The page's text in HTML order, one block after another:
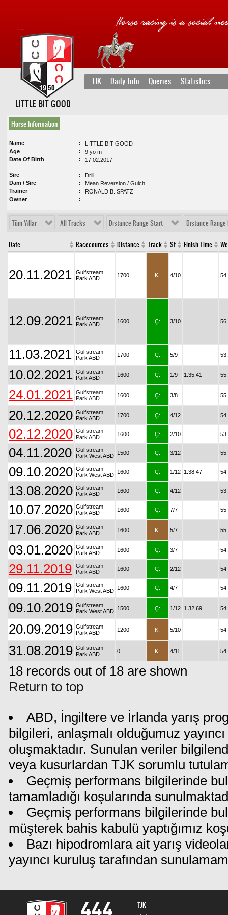
TJK Daily Info Queries Statistics
LITTLE BIT GOOD
Horse Information
Name
LITTLE BIT GOOD
Age
9 yo m
Date Of Birth
17.02.2017
Sire
Drill
Dam / Sire
Mean Reversion / Gulch
Trainer
RONALD B. SPATZ
Owner
Tüm Yıllar All Tracks Distance Range Start Distance Range
Date Racecources Distance Track St Finish Time
20.11.2021
Gulfstream
Park ABD
1700 K: 4/10 54
12.09.2021 Gulfstream
Park ABD
1600 Ç: 3/10 56
11.03.2021
Gulfstream
Park ABD
1700 Ç: 5/9
10.02.2021 Gulfstream
Park ABD
1600 Ç: 1/9 1.35.41
24.01.2021 Gulfstream
Park ABD
1600 Ç: 3/8
20.12.2020 Gulfstream
Park ABD
1700 Ç: 4/12 54
02.12.2020 Gulfstream
Park ABD
1600 Ç: 2/10
04.11.2020
Gulfstream
Park West ABD 1500 Ç: 3/12 55
09.10.2020 Gulfstream
Park West ABD 1600 Ç: 1/12 1.38.47 54
13.08.2020 Gulfstream
Park ABD
1600 Ç: 4/12
10.07.2020 Gulfstream
Park ABD
1600 Ç: 7/7 55
17.06.2020 Gulfstream
Park ABD
1600 K: 5/7
03.01.2020 Gulfstream
Park ABD
1600 Ç: 3/7
29.11.2019
Gulfstream
Park ABD
1600 Ç: 2/12 54
09.11.2019
Gulfstream
Park West ABD 1600 Ç: 4/7 54
09.10.2019 Gulfstream
Park West ABD 1500 Ç: 1/12 1.32.69 54
20.09.2019 Gulfstream
Park ABD
1200 K: 5/10 54
31.08.2019 Gulfstream
Park ABD
0 K: 4/11 54
18 records out of 18 are shown
Return to top
ABD, İngiltere ve İrlanda yarış
bilgileri, anlaşmalı olduğumuz
oluşmaktadır. Sunulan veriler
veya kusurlardan TJK sorumlu
Geçmiş performans bilgilerinde
tamamladığı koşularında
Geçmiş performans bilgilerinde
müşterek bahis kabulü yaptığımız
Bazı hipodromlara ait yarış
yayıncı kuruluş tarafından
TJK